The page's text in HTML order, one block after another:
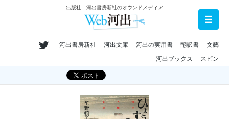
出版社 河出書房新社のオウンドメディア
河出書房新社 河出文庫 河出の実用書 翻訳書
文藝
河出ブックス
スピン